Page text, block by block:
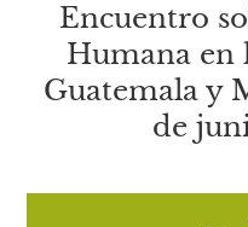
Encuentro
Humana en
Guatemala y
de